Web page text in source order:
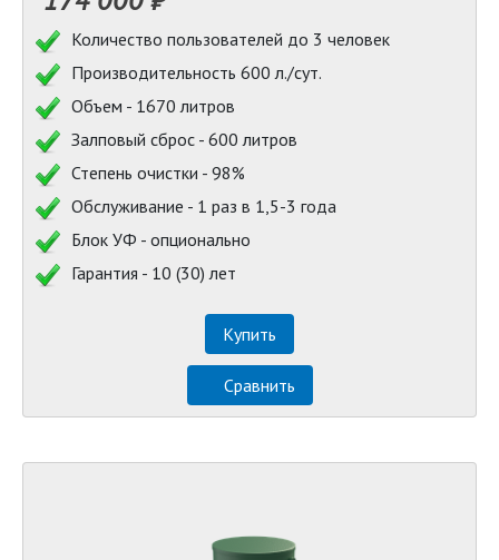
Количество пользователей до 3 человек
Производительность 600 л./сут.
Объем - 1670 литров
Залповый сброс - 600 литров
Степень очистки - 98%
Обслуживание - 1 раз в 1,5-3 года
Блок УФ - опционально
Гарантия - 10 (30) лет
Купить
Сравнить